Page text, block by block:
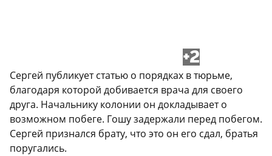
+2
Сергей публикует статью о порядках в тюрьме,
благодаря которой добивается врача для своего
друга. Начальнику колонии он докладывает о
возможном побеге. Гошу задержали перед побегом.
Сергей признался брату, что это он его сдал, братья
поругались.